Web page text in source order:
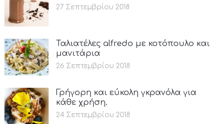
27 Σεπτεμβρίου 2018
Ταλιατέλες alfredo με κοτόπουλο και
μανιτάρια
26 Σεπτεμβρίου 2018
Γρήγορη και εύκολη γκρανόλα για
κάθε χρήση.
24 Σεπτεμβρίου 2018